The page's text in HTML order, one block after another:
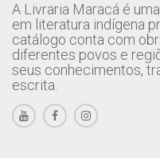
A Livraria Maracá é
em literatura indígena
catálogo conta com
diferentes povos e
seus conhecimentos,
escrita.